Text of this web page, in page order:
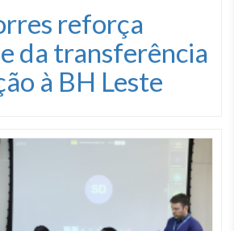
reforça
da transferência
à BH Leste